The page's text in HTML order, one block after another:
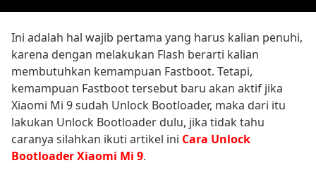
Ini adalah hal wajib pertama yang harus kalian penuhi,
karena dengan melakukan Flash berarti kalian
membutuhkan kemampuan Fastboot. Tetapi,
kemampuan Fastboot tersebut baru akan aktif jika
Xiaomi Mi 9 sudah Unlock Bootloader, maka dari itu
lakukan Unlock Bootloader dulu, jika tidak tahu
caranya silahkan ikuti artikel ini Cara Unlock
Bootloader Xiaomi Mi 9.